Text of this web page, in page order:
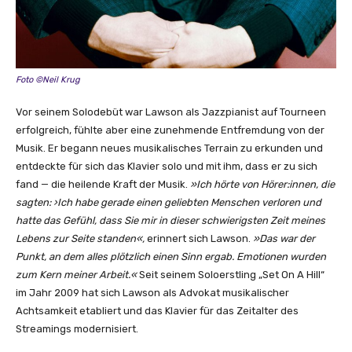
O
i
c
Foto ©Neil Krug
Vor seinem Solodebüt war Lawson als Jazzpianist auf Tourneen
erfolgreich, fühlte aber eine zunehmende Entfremdung von der
Musik. Er begann neues musikalisches Terrain zu erkunden und
entdeckte für sich das Klavier solo und mit ihm, dass er zu sich
fand — die heilende Kraft der Musik. »Ich hörte von Hörer:innen, die
sagten: ›Ich habe gerade einen geliebten Menschen verloren und
hatte das Gefühl, dass Sie mir in dieser schwierigsten Zeit meines
Lebens zur Seite standen«, erinnert sich Lawson. »Das war der
Punkt, an dem alles plötzlich einen Sinn ergab. Emotionen wurden
zum Kern meiner Arbeit.«Seit seinem Soloerstling „Set On A Hill“
im Jahr 2009 hat sich Lawson als Advokat musikalischer
Achtsamkeit etabliert und das Klavier für das Zeitalter des
Streamings modernisiert.